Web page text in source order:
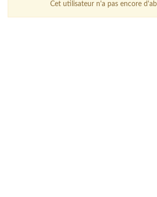
Cet utilisateur n'a pas encore